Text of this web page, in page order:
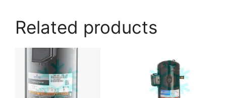
Related products